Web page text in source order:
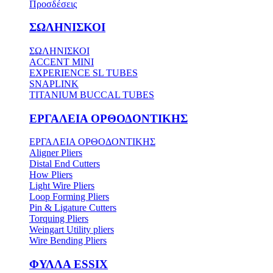
Προσδέσεις
ΣΩΛΗΝΙΣΚΟΙ
ΣΩΛΗΝΙΣΚΟΙ
ACCENT MINI
EXPERIENCE SL TUBES
SNAPLINK
TITANIUM BUCCAL TUBES
ΕΡΓΑΛΕΙΑ ΟΡΘΟΔΟΝΤΙΚΗΣ
ΕΡΓΑΛΕΙΑ ΟΡΘΟΔΟΝΤΙΚΗΣ
Aligner Pliers
Distal End Cutters
How Pliers
Light Wire Pliers
Loop Forming Pliers
Pin & Ligature Cutters
Torquing Pliers
Weingart Utility pliers
Wire Bending Pliers
ΦΥΛΛΑ ESSIX